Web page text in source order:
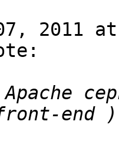
2011